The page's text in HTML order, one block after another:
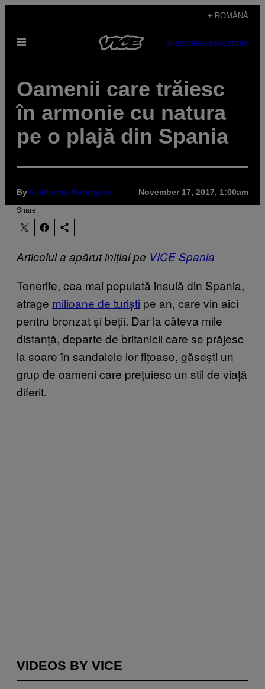
content
+ ROMÂNĂ
Open
SUBSCRIBENEWSLETTER
Oamenii care trăiesc
în armonie cu natura
pe o plajă din Spania
By Guillermo Rodríguez November 17, 2017, 1:00am
Share:
Articolul a apărut inițial pe VICE Spania
Tenerife, cea mai populată insulă din Spania,
atrage milioane de turiști pe an, care vin aici
pentru bronzat și beții. Dar la câteva mile
distanță, departe de britanicii care se prăjesc
la soare în sandalele lor fițoase, găsești un
grup de oameni care prețuiesc un stil de viață
diferit.
VIDEOS BY VICE